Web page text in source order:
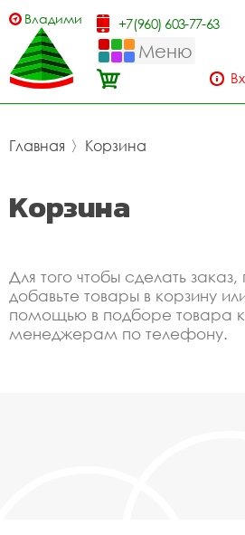
Владимир +7(960) 603-77-63
Меню
Главная 〉 Корзина
Корзина
Для того чтобы сделать
добавьте товары в корзину
помощью в подборе товара
менеджерам по телефону.